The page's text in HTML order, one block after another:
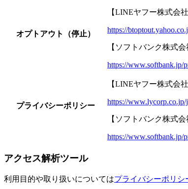
オプトアウト（停止）
【LINEヤフー株式会社
https://
【ソフトバンク株式会
https://www.softbank.jp/
プライバシーポリシー
【LINEヤフー株式会社
https://
【ソフトバンク株式会
https://www.softbank.jp/
アクセス解析ツール​
利用目的や取り扱いについてはプライバシーポリシ